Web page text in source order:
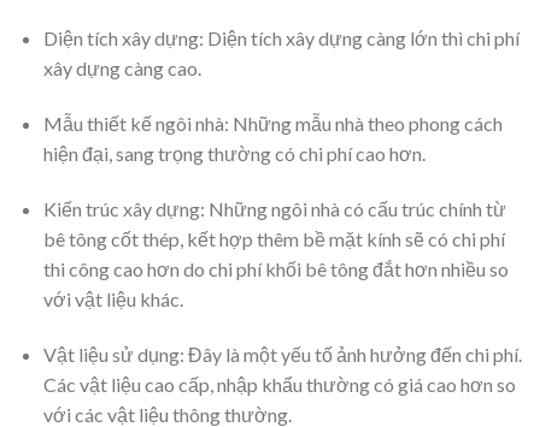
Diện tích xây dựng: Diện tích xây dựng càng lớn thì chi phí
xây dựng càng cao.
Mẫu thiết kế ngôi nhà: Những mẫu nhà theo phong cách
hiện đại, sang trọng thường có chi phí cao hơn.
Kiến trúc xây dựng: Những ngôi nhà có cấu trúc chính từ
bê tông cốt thép, kết hợp thêm bề mặt kính sẽ có chi phí
thi công cao hơn do chi phí khối bê tông đắt hơn nhiều so
với vật liệu khác.
Vật liệu sử dụng: Đây là một yếu tố ảnh hưởng đến chi phí.
Các vật liệu cao cấp, nhập khẩu thường có giá cao hơn so
với các vật liệu thông thường.